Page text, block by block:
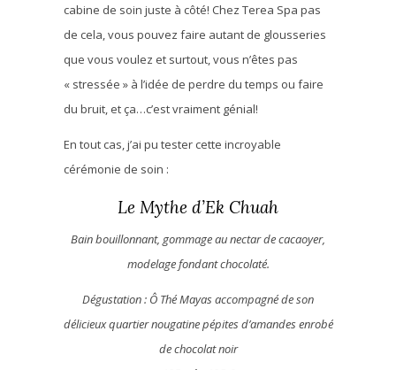
cabine de soin juste à côté! Chez Terea Spa pas
de cela, vous pouvez faire autant de glousseries
que vous voulez et surtout, vous n’êtes pas
« stressée » à l’idée de perdre du temps ou faire
du bruit, et ça…c’est vraiment génial!
En tout cas, j’ai pu tester cette incroyable
cérémonie de soin :
Le Mythe d’Ek Chuah
Bain bouillonnant, gommage au nectar de cacaoyer,
modelage fondant chocolaté.
Dégustation : Ô Thé Mayas accompagné de son
délicieux quartier nougatine pépites d’amandes enrobé
de chocolat noir